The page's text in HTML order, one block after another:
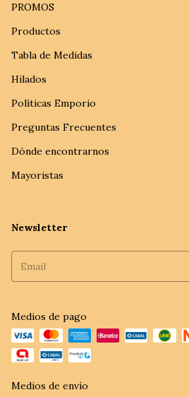
PROMOS
Productos
Tabla de Medidas
Hilados
Políticas Emporio
Preguntas Frecuentes
Dónde encontrarnos
Mayoristas
Newsletter
Medios de pago
Medios de envío